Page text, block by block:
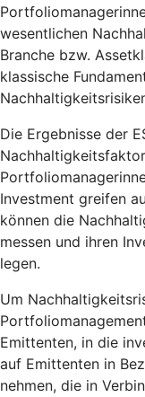
wesentlichen
Branche bzw.
klassische
Die Ergebnisse der
Investment greifen
können die
messen und ihren
legen.
Um
Emittenten, in die
auf Emittenten in
nehmen, die in